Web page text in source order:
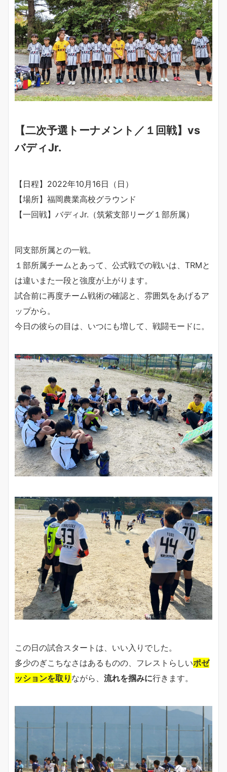
【二次予選トーナメント／１回戦】vs
バディJr.
【日程】2022年10月16日（日）
【場所】福岡農業高校グラウンド
【一回戦】バディJr.（筑紫支部リーグ１部所属）
同支部所属との一戦。
１部所属チームとあって、公式戦での戦いは、TRMと
は違いまた一段と強度が上がります。
試合前に再度チーム戦術の確認と、雰囲気をあげるア
ップから。
今日の彼らの目は、いつにも増して、戦闘モードに。
この日の試合スタートは、いい入りでした。
多少のぎこちなさはあるものの、フレストらしいポゼ
ッションを取り ながら、 流れを掴みに行きます。